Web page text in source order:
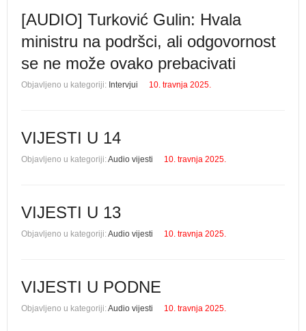
[AUDIO] Turković Gulin: Hvala
ministru na podršci, ali odgovornost
se ne može ovako prebacivati
Objavljeno u kategoriji: Intervjui 10. travnja 2025.
VIJESTI U 14
Objavljeno u kategoriji:Audio vijesti 10. travnja 2025.
VIJESTI U 13
Objavljeno u kategoriji:Audio vijesti 10. travnja 2025.
VIJESTI U PODNE
Objavljeno u kategoriji:Audio vijesti 10. travnja 2025.